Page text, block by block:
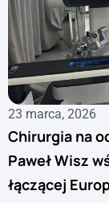
23 marca, 2026
Chirurgia na
Paweł Wisz
łączącej